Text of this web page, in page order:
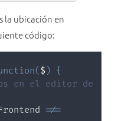
la ubicación en
código:
( $ )
{
en el editor de
!==